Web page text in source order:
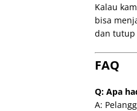
Kalau
bisa
dan tutup
FAQ
Q: Apa
A: